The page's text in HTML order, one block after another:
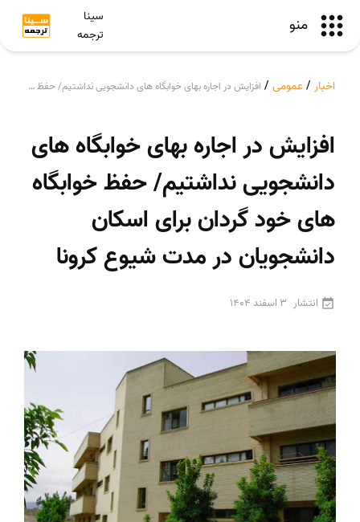
منو
سینا
ترجمه
اخبار /عمومی / افزایش در اجاره بهای خوابگاه های دانشجویی نداشتیم/ حفظ خوابگاه های خود گردان برای اسکان دانشجویان در مدت شیوع کرونا
افزایش در اجاره بهای خوابگاه های
دانشجویی نداشتیم/ حفظ خوابگاه
های خود گردان برای اسکان
دانشجویان در مدت شیوع کرونا
انتشار 3 اسفند 1404